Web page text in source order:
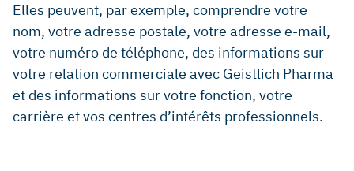
Elles peuvent, par exemple, comprendre votre
nom, votre adresse postale, votre adresse e-mail,
votre numéro de téléphone, des informations sur
votre relation commerciale avec Geistlich Pharma
et des informations sur votre fonction, votre
carrière et vos centres d’intérêts professionnels.